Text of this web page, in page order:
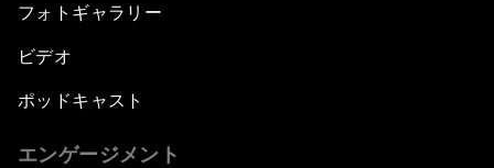
フォトギャラリー
ビデオ
ポッドキャスト
エンゲージメント